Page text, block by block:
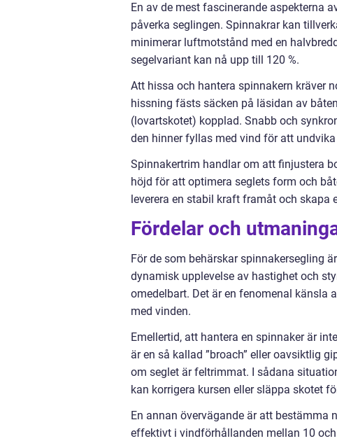
En av de mest fascinerande aspekterna
påverka seglingen. Spinnakrar kan
minimerar luftmotstånd med en
segelvariant kan nå upp till 120 %.
Att hissa och hantera spinnakern kräver
hissning fästs säcken på läsidan av
(lovartskotet) kopplad. Snabb och
den hinner fyllas med vind för att
Spinnakertrim handlar om att finjustera
höjd för att optimera seglets form och
leverera en stabil kraft framåt och
Fördelar och
För de som behärskar spinnakersegling
dynamisk upplevelse av hastighet och
omedelbart. Det är en fenomenal känsla
med vinden.
Emellertid, att hantera en spinnaker är
är en så kallad ”broach” eller oavsiktlig
om seglet är feltrimmat. I sådana
kan korrigera kursen eller släppa skotet
En annan övervägande är att
effektivt i vindförhållanden mellan 10